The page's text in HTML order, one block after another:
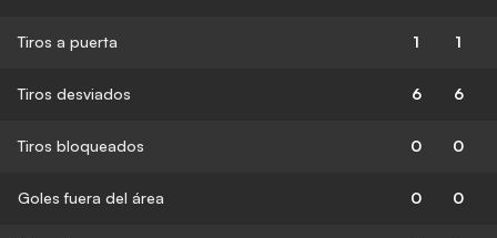
Tiros a puerta 1 1
Tiros desviados 6 6
Tiros bloqueados 0 0
Goles fuera del área 0 0